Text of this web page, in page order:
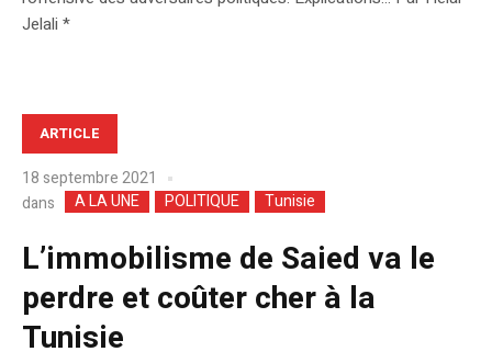
Jelali *
ARTICLE
18 septembre 2021
dans
A LA UNE POLITIQUE Tunisie
L’immobilisme de Saied va le
perdre et coûter cher à la
Tunisie